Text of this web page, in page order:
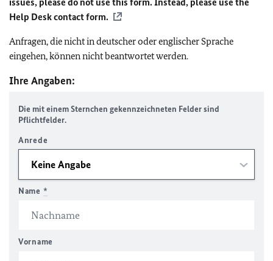
Help Desk contact form.
Anfragen, die nicht in deutscher oder englischer Sprache
eingehen, können nicht beantwortet werden.
Ihre Angaben:
Die mit einem Sternchen gekennzeichneten Felder sind
Pflichtfelder.
Anrede
Name *
Vorname